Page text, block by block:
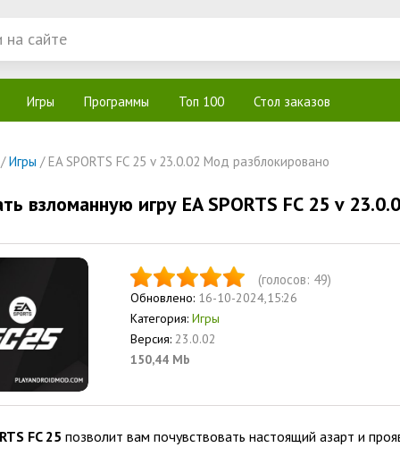
Игры Программы Топ 100 Стол заказов
/Игры / EA SPORTS FC 25 v 23.0.02 Мод разблокировано
взломанную игру EA SPORTS FC 25 v
(голосов: 49)
Обновлено: 16-10-2024,15:26
Категория: Игры
Версия: 23.0.02
150,44 Mb
FC 25 позволит вам почувствовать настоящий азарт и